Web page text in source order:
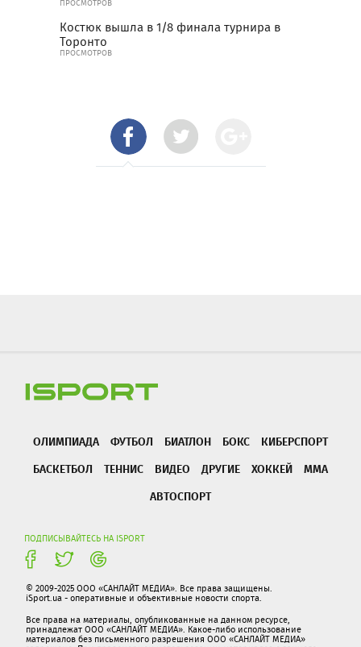
ПРОСМОТРОВ
Костюк вышла в 1/8 финала турнира в
Торонто
ПРОСМОТРОВ
ОЛИМПИАДА ФУТБОЛ БИАТЛОН БОКС
КИБЕРСПОРТ
БАСКЕТБОЛ
ТЕННИС ВИДЕО ДРУГИЕ ХОККЕЙ
ММА
АВТОСПОРТ
ПОДПИСЫВАЙТЕСЬ НА ISPORT
© 2009-2025 ООО «САНЛАЙТ МЕДИА». Все права защищены.
iSport.ua - оперативные и объективные новости спорта.
Все права на материалы, опубликованные на данном ресурсе,
принадлежат ООО «САНЛАЙТ МЕДИА». Какое-либо использование
материалов без письменного разрешения ООО «САНЛАЙТ МЕДИА»